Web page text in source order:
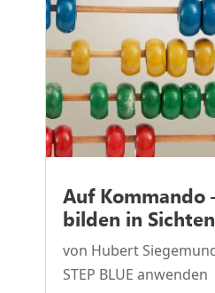
Auf Kommando
bilden in Sichten
von Hubert
STEP BLUE anwenden